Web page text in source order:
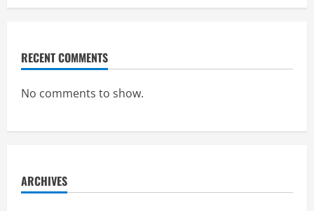
RECENT COMMENTS
No comments to show.
ARCHIVES